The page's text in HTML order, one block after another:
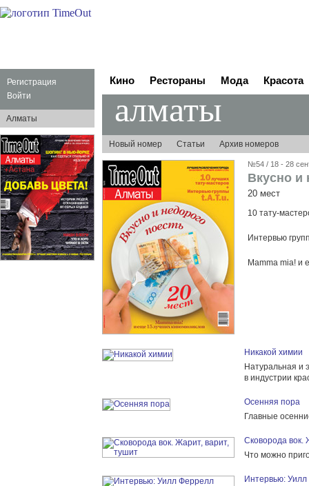
Регистрация
Войти
Алматы
Кино Рестораны Мода Красота
алматы
Новый номер Статьи Архив номеров
№54 / 18 - 28
Вкусно и
20 мест
10 тату-
Интервью
Mamma mia! и
Никакой химии
Натуральная и
в индустрии
Осенняя пора
Главные
Сковорода вок.
Что можно
Интервью: